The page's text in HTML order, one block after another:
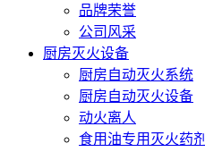
品牌荣誉
公司风采
厨房灭火设备
厨房自动灭火系统
厨房自动灭火设备
动火离人
食用油专用灭火药剂